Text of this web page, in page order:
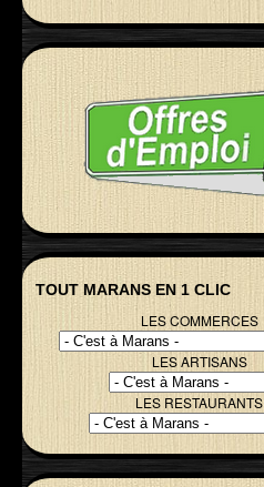
TOUT MARANS EN 1 CLIC
LES COMMERCES
LES ARTISANS
LES RESTAURANTS